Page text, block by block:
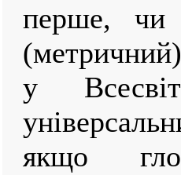
перше, чи
у
якщо